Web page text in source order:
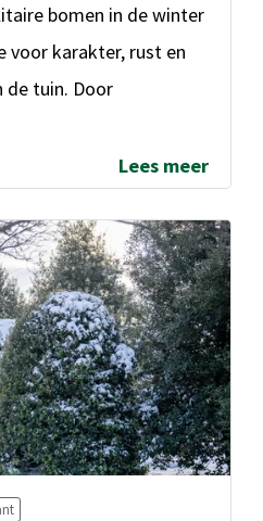
bomen in de winter
voor karakter, rust en
de tuin. Door
Lees meer